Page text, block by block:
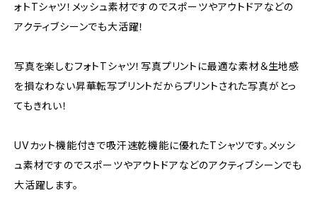
ォトTシャツ！メッシュ素材ですのでスポーツやアウトドアなどの
アクティブシーンでも大活躍！
写真を楽しむフォトTシャツ！写真プリントに最適な素材＆生地感
を損なわない昇華転写プリントだからプリントされた写真がとっ
てもきれい！
UVカット機能付きで吸汗速乾機能に優れたTシャツです。メッシ
ュ素材ですのでスポーツやアウトドアなどのアクティブシーンでも
大活躍します。